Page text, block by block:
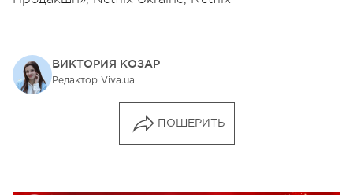
ВИКТОРИЯ КОЗАР
Редактор Viva.ua
ПОШЕРИТЬ